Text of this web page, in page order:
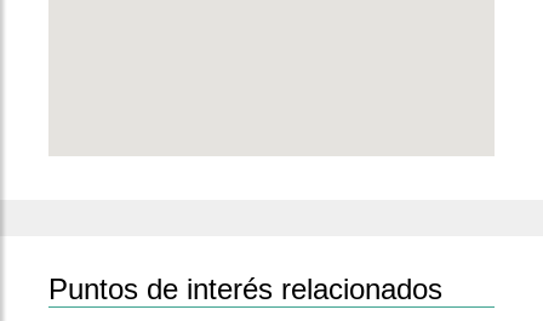
Puntos de interés relacionados